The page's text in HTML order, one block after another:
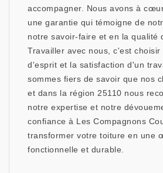
accompagner. Nous avons à
une garantie qui témoigne de
notre savoir-faire et en la qualité
Travailler avec nous, c'est choisir
d'esprit et la satisfaction d'un
sommes fiers de savoir que nos
et dans la région 25110 nous
notre expertise et notre
confiance à Les Compagnons
transformer votre toiture en une
fonctionnelle et durable.